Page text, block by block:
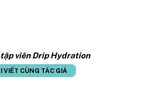
viên Drip Hydration
VIẾT CÙNG TÁC GIẢ